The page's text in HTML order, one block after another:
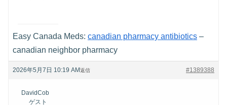
Easy Canada Meds: canadian pharmacy antibiotics –
canadian neighbor pharmacy
2026年5月7日 10:19 AM #1389388
返信
DavidCob
ゲスト